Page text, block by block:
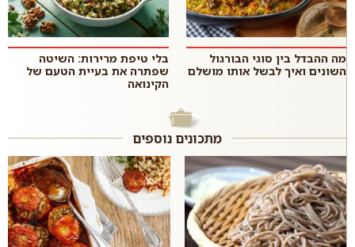
מה ההבדל בין סוגי הבורגול
השונים ואיך לבשל אותו מושלם
בלי טיפת מרירות: השיטה
שפתרה את בעיית הטעם של
הקינואה
מתכונים נוספים